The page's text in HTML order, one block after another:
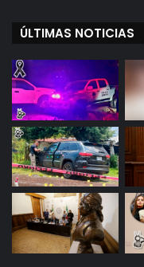
ÚLTIMAS NOTICIAS